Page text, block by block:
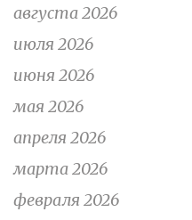
августа 2026
июля 2026
июня 2026
мая 2026
апреля 2026
марта 2026
февраля 2026